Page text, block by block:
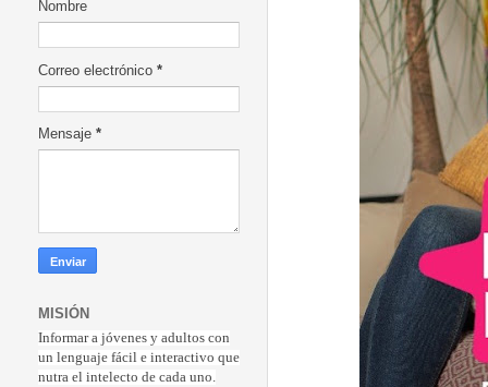
Nombre
Correo electrónico *
Mensaje *
MISIÓN
Informar a jóvenes y adultos con
un lenguaje fácil e interactivo que
nutra el intelecto de cada uno.